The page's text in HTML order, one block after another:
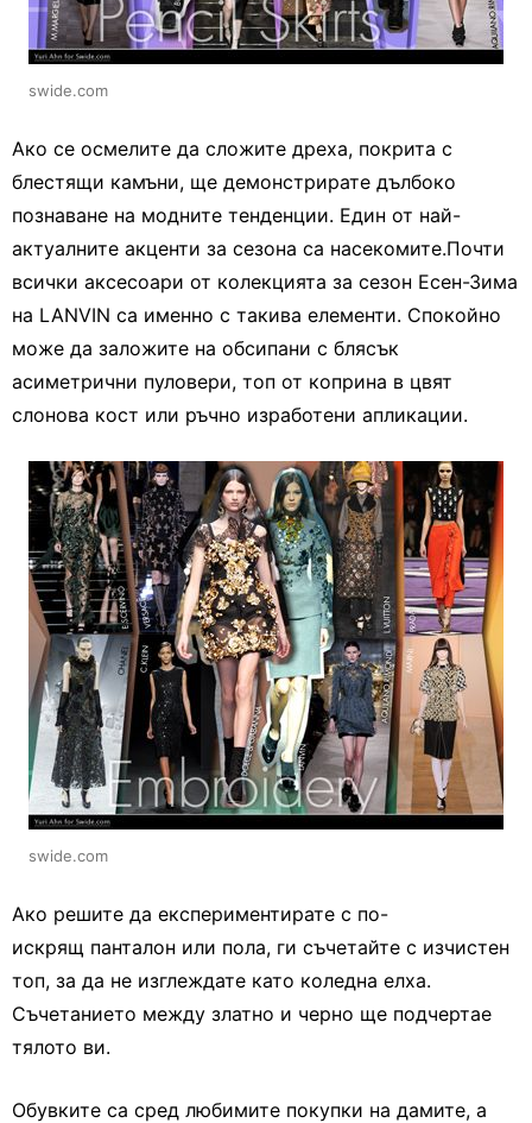
swide.com
Ако се осмелите да сложите дреха, покрита с
блестящи камъни, ще демонстрирате дълбоко
познаване на модните тенденции. Един от най-
актуалните акценти за сезона са насекомите.Почти
всички аксесоари от колекцията за сезон Eсен-Зима
на LANVIN са именно с такива елементи. Спокойно
може да заложите на обсипани с блясък
асиметрични пуловери, топ от коприна в цвят
слонова кост или ръчно изработени апликации.
swide.com
Ако решите да експериментирате с по-
искрящ панталон или пола, ги съчетайте с изчистен
топ, за да не изглеждате като коледна елха.
Съчетанието между златно и черно ще подчертае
тялото ви.
Обувките са сред любимите покупки на дамите, а